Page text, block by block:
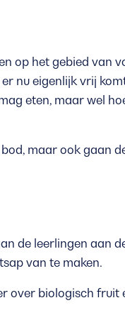
op het gebied van
nu eigenlijk vrij
eten, maar wel
maar ook gaan
de leerlingen aan
van te maken.
over biologisch fruit